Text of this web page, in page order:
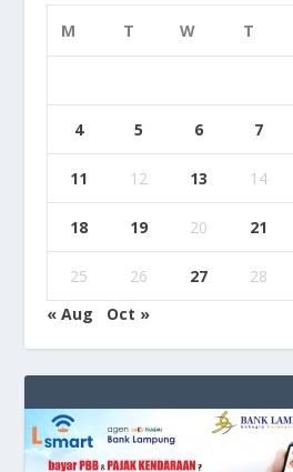
M T W T
4 5 6 7
11 12 13 14
18 19 20 21
25 26 27 28
« Aug
Oct »